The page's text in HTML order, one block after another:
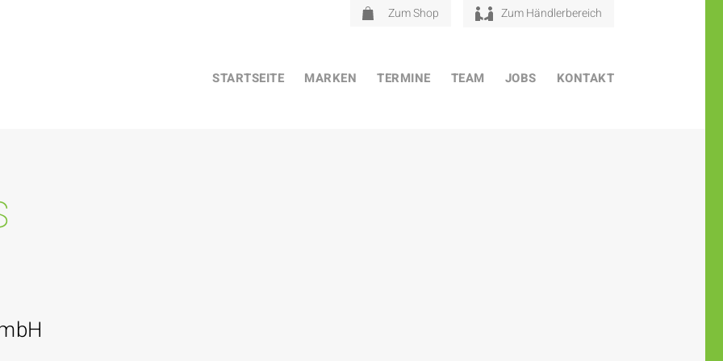
Zum Shop Zum Händlerbereich
STARTSEITE MARKEN TERMINE TEAM JOBS KONTAKT